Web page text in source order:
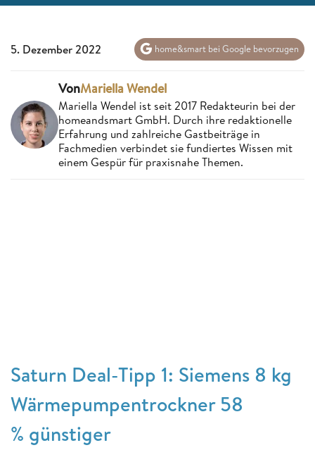
5. Dezember 2022 home&smart bei Google bevorzugen
VonMariella Wendel
Mariella Wendel ist seit 2017 Redakteurin bei der
homeandsmart GmbH. Durch ihre redaktionelle
Erfahrung und zahlreiche Gastbeiträge in
Fachmedien verbindet sie fundiertes Wissen mit
einem Gespür für praxisnahe Themen.
Saturn Deal-Tipp 1: Siemens 8 kg
Wärmepumpentrockner 58
% günstiger